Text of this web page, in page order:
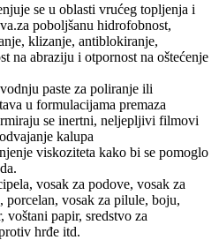
se u oblasti vrućeg topljenja i
poboljšanu hidrofobnost,
klizanje, antiblokiranje,
na abraziju i otpornost na oštećenje
paste za poliranje ili
u formulacijama premaza
se inertni, neljepljivi filmovi
kalupa
viskoziteta kako bi se pomoglo
vosak za podove, vosak za
porcelan, vosak za pilule, boju,
voštani papir, sredstvo za
hrđe itd.